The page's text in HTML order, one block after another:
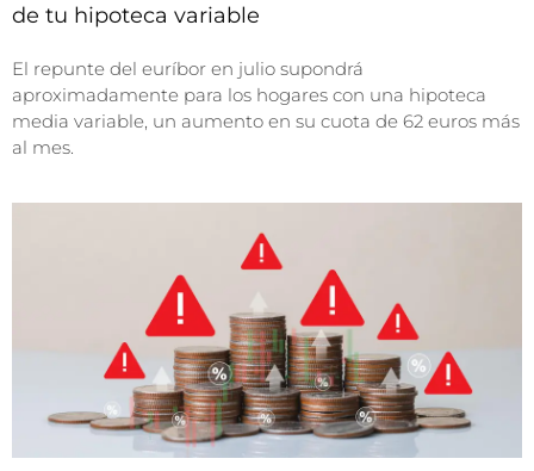
de tu hipoteca variable
El repunte del euríbor en julio supondrá
aproximadamente para los hogares con una hipoteca
media variable, un aumento en su cuota de 62 euros más
al mes.